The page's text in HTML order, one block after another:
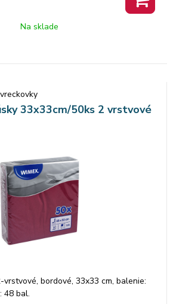
Na sklade
33x33cm/50ks 2 vrstvové
bordové, 33x33 cm, balenie:
48 bal.